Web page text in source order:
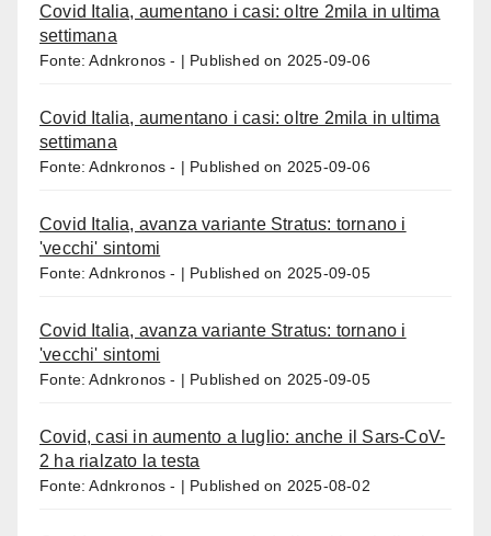
Covid Italia, aumentano i casi: oltre 2mila in ultima
settimana
Fonte: Adnkronos - Published on 2025-09-06
Covid Italia, aumentano i casi: oltre 2mila in ultima
settimana
Fonte: Adnkronos - Published on 2025-09-06
Covid Italia, avanza variante Stratus: tornano i
'vecchi' sintomi
Fonte: Adnkronos - Published on 2025-09-05
Covid Italia, avanza variante Stratus: tornano i
'vecchi' sintomi
Fonte: Adnkronos - Published on 2025-09-05
Covid, casi in aumento a luglio: anche il Sars-CoV-
2 ha rialzato la testa
Fonte: Adnkronos - Published on 2025-08-02